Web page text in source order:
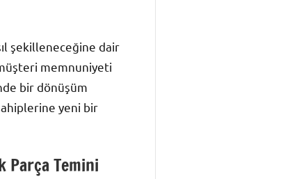
şekilleneceğine dair
memnuniyeti
bir dönüşüm
yeni bir
Parça Temini